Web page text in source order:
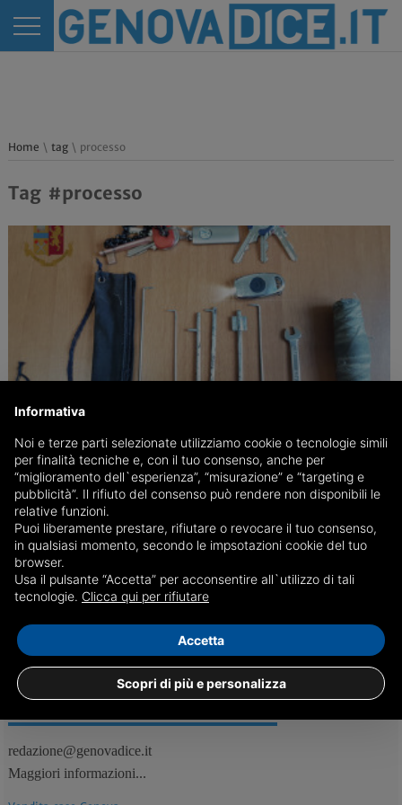
Home \ tag\ processo
Tag #processo
Tentano furto in abitazione, ma vengono scoperti
da un poliziotto libero dal servizio
Arrestato un cittadino ucraino di 38 anni ed un cittadino georgiano
35enne per il reato di tentato furto in abitazione in concorso
08/01 Genova, Cronaca
REDAZIONE
redazione@genovadice.it
Maggiori informazioni...
Feed RSS
Informativa
Noi e terze parti selezionate utilizziamo cookie o tecnologie simili
per finalità tecniche e, con il tuo consenso, anche per
“miglioramento dell`esperienza”, “misurazione” e “targeting e
pubblicità”. Il rifiuto del consenso può rendere non disponibili le
relative funzioni.
Puoi liberamente prestare, rifiutare o revocare il tuo consenso,
in qualsiasi momento, secondo le impsotazioni cookie del tuo
browser.
Usa il pulsante “Accetta” per acconsentire all`utilizzo di tali
tecnologie. Clicca qui per rifiutare
Scopri di più e personalizza
Accetta